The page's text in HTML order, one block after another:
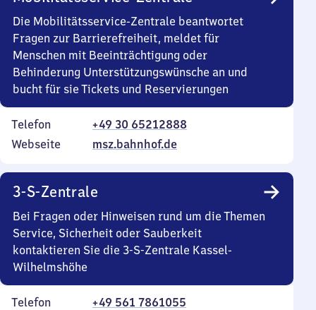
Die Mobilitätsservice-Zentrale beantwortet
Fragen zur Barrierefreiheit, meldet für
Menschen mit Beeinträchtigung oder
Behinderung Unterstützungswünsche an und
bucht für sie Tickets und Reservierungen
Telefon
+49 30 65212888
Webseite
msz.bahnhof.de
3-S-Zentrale
Bei Fragen oder Hinweisen rund um die Themen
Service, Sicherheit oder Sauberkeit
kontaktieren Sie die 3-S-Zentrale Kassel-
Wilhelmshöhe
Telefon
+49 561 7861055